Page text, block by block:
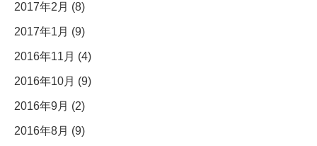
2017年2月 (8)
2017年1月 (9)
2016年11月 (4)
2016年10月 (9)
2016年9月 (2)
2016年8月 (9)